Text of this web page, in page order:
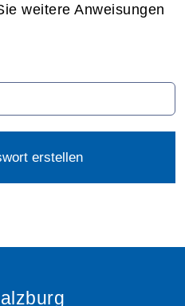
weitere Anweisungen
erstellen